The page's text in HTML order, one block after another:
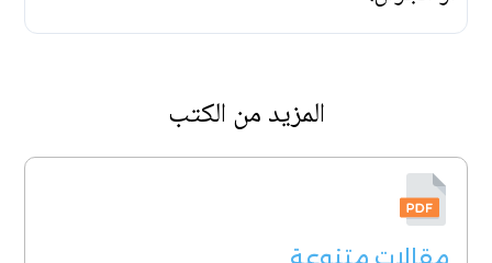
المزيد من الكتب
مقالات متنوعة